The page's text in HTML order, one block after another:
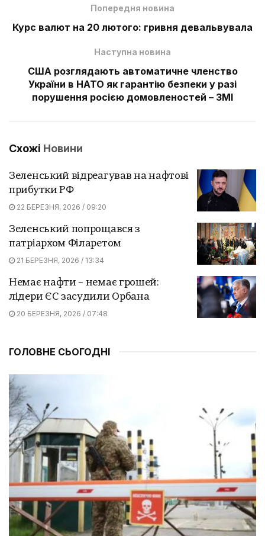
Попередня новина
Курс валют на 20 лютого: гривня девальвувала
Наступна новина
США розглядають автоматичне членство
України в НАТО як гарантію безпеки у разі
порушення росією домовленостей – ЗМІ
Схожі Новини
Зеленський відреагував на нафтові
прибутки РФ
22 БЕРЕЗНЯ, 2026 / 09:20
Зеленський попрощався з
патріархом Філаретом
21 БЕРЕЗНЯ, 2026 / 13:34
Немає нафти – немає грошей:
лідери ЄС засудили Орбана
20 БЕРЕЗНЯ, 2026 / 07:48
ГОЛОВНЕ СЬОГОДНІ